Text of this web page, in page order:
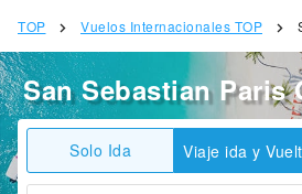
TOP Vuelos Internacionales TOP
San Sebastian Paris
Solo Ida Viaje ida y